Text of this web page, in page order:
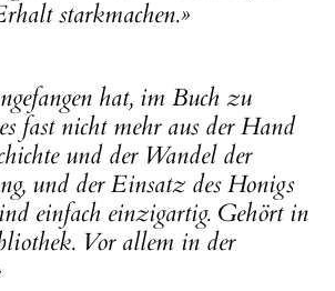
starkmachen.»
hat, im Buch zu
fast nicht mehr aus der Hand
und der Wandel der
und der Einsatz des Honigs
einfach einzigartig. Gehört in
Vor allem in der